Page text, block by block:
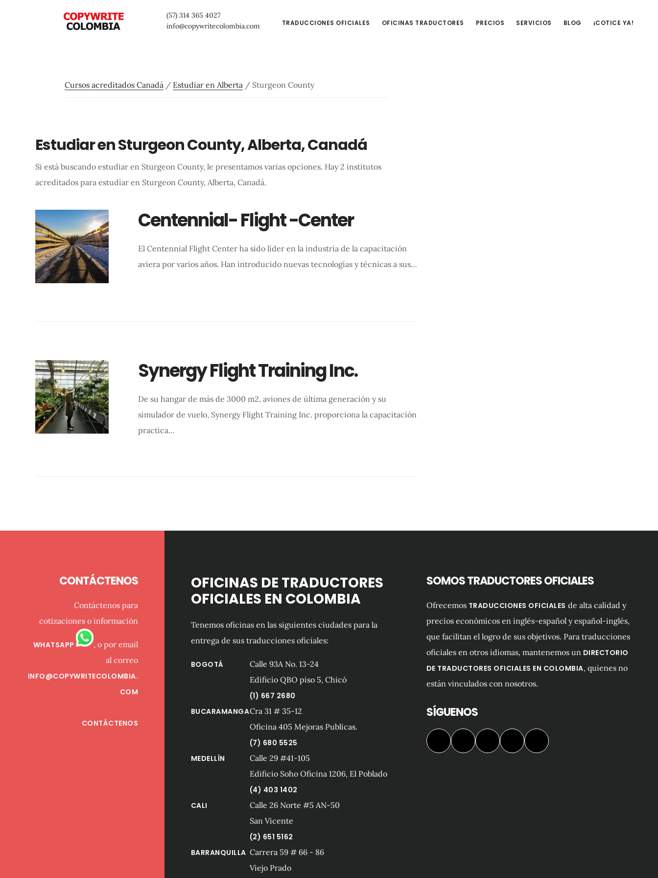
(57) 314 365 4027
info@copywritecolombia.com
TRADUCCIONES OFICIALES OFICINAS TRADUCTORES PRECIOS SERVICIOS BLOG ¡COTICE YA!
Cursos acreditados Canadá / Estudiar en Alberta / Sturgeon County
Estudiar en Sturgeon County, Alberta, Canadá
Si está buscando estudiar en Sturgeon County, le presentamos varias opciones. Hay 2 institutos
acreditados para estudiar en Sturgeon County, Alberta, Canadá.
Centennial- Flight -Center
El Centennial Flight Center ha sido líder en la industria de la capacitación
aviera por varios años. Han introducido nuevas tecnologías y técnicas a sus…
Synergy Flight Training Inc.
De su hangar de más de 3000 m2, aviones de última generación y su
simulador de vuelo, Synergy Flight Training Inc. proporciona la capacitación
practica…
CONTÁCTENOS
Contáctenos para
cotizaciones o información
WHATSAPP
, o por email
al correo
INFO@COPYWRITECOLOMBIA.
COM
CONTÁCTENOS
OFICINAS DE TRADUCTORES
OFICIALES EN COLOMBIA
Tenemos oficinas en las siguientes ciudades para la
entrega de sus traducciones oficiales:
BOGOTÁ
Calle 93A No. 13-24
Edificio QBO piso 5, Chicó
(1) 667 2680
BUCARAMANGACra 31 # 35-12
Oficina 405 Mejoras Publicas.
(7) 680 5525
MEDELLÍN
Calle 29 #41-105
Edificio Soho Oficina 1206, El Poblado
(4) 403 1402
CALI
Calle 26 Norte #5 AN-50
San Vicente
(2) 651 5162
BARRANQUILLA Carrera 59 # 66 - 86
Viejo Prado
SOMOS TRADUCTORES OFICIALES
Ofrecemos TRADUCCIONES OFICIALES de alta calidad y
precios económicos en inglés-español y español-inglés,
que facilitan el logro de sus objetivos. Para traducciones
oficiales en otros idiomas, mantenemos un DIRECTORIO
DE TRADUCTORES OFICIALES EN COLOMBIA, quienes no
están vinculados con nosotros.
SÍGUENOS